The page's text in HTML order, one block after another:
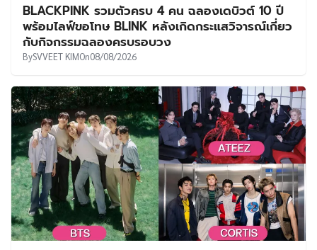
BLACKPINK รวมตัวครบ 4 คน ฉลองเดบิวต์ 10 ปี
พร้อมไลฟ์ขอโทษ BLINK หลังเกิดกระแสวิจารณ์เกี่ยว
กับกิจกรรมฉลองครบรอบวง
BySVVEET KIMOn08/08/2026